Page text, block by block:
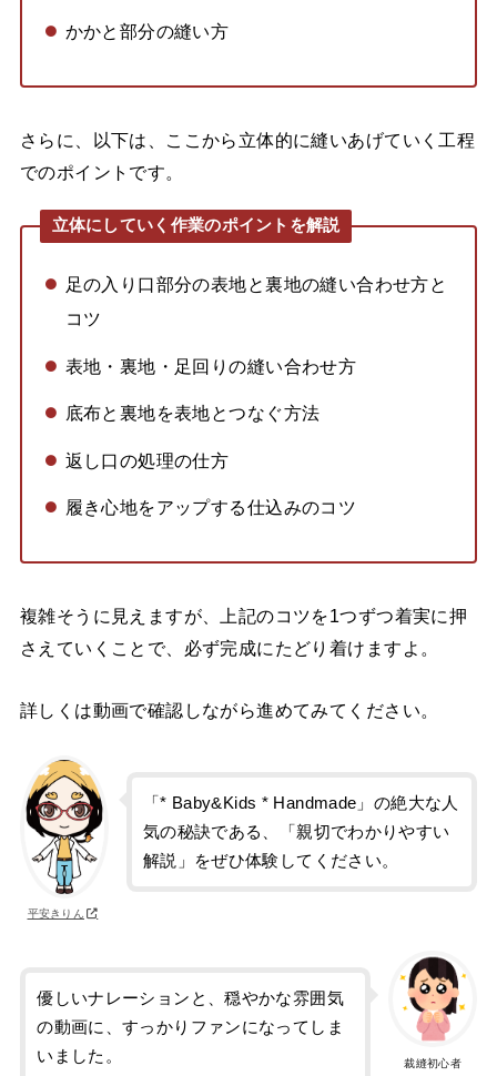
かかと部分の縫い方
さらに、以下は、ここから立体的に縫いあげていく工程
でのポイントです。
立体にしていく作業のポイントを解説
足の入り口部分の表地と裏地の縫い合わせ方と
コツ
表地・裏地・足回りの縫い合わせ方
底布と裏地を表地とつなぐ方法
返し口の処理の仕方
履き心地をアップする仕込みのコツ
複雑そうに見えますが、上記のコツを1つずつ着実に押
さえていくことで、必ず完成にたどり着けますよ。
詳しくは動画で確認しながら進めてみてください。
平安きりん
「* Baby&Kids * Handmade」の絶大な人
気の秘訣である、「親切でわかりやすい
解説」をぜひ体験してください。
裁縫初心者
優しいナレーションと、穏やかな雰囲気
の動画に、すっかりファンになってしま
いました。